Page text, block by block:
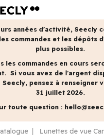
années d'activité, Seecly
commandes et les dépôts
plus possibles.
les commandes en cours
Si vous avez de l'argent
pensez à renseigner
31 juillet 2026.
toute question :
Lunettes de vue